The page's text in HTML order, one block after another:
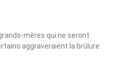
mères qui ne seront
aggraveraient la brûlure